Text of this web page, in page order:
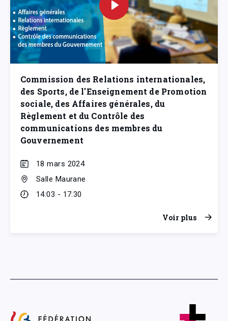
Commission des Relations internationales,
des Sports, de l'Enseignement de Promotion
sociale, des Affaires générales, du
Règlement et du Contrôle des
communications des membres du
Gouvernement
18 mars 2024
Salle Maurane
14:03 - 17:30
Voir plus